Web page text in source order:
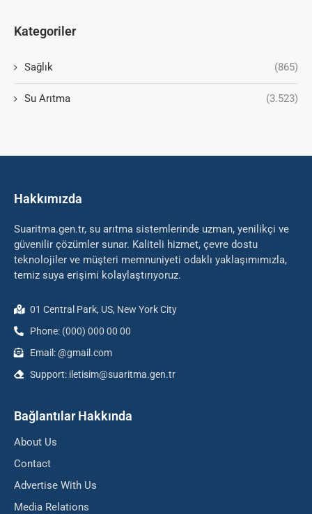
Kategoriler
Sağlık (865)
Su Arıtma (3.523)
Hakkımızda
Suaritma.gen.tr, su arıtma sistemlerinde uzman, yenilikçi ve
güvenilir çözümler sunar. Kaliteli hizmet, çevre dostu
teknolojiler ve müşteri memnuniyeti odaklı yaklaşımımızla,
temiz suya erişimi kolaylaştırıyoruz.
01 Central Park, US, New York City
Phone: (000) 000 00 00
Email: @gmail.com
Support: iletisim@suaritma.gen.tr
Bağlantılar Hakkında
About Us
Contact
Advertise With Us
Media Relations